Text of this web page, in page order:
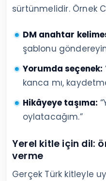
sürtünmelidir. Örnek
DM anahtar
şablonu
Yorumda seçenek:
kanca mı,
Hikâyeye taşıma:
oylatacağım.”
Yerel kitle için dil:
verme
Gerçek Türk kitleyle